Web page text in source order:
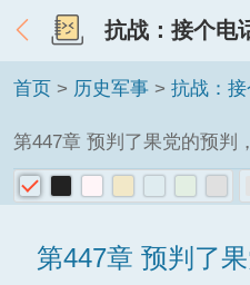
抗战：接个电
首页 > 历史军事 > 抗战：
第447章 预判了果党的预判
第447章 预判了